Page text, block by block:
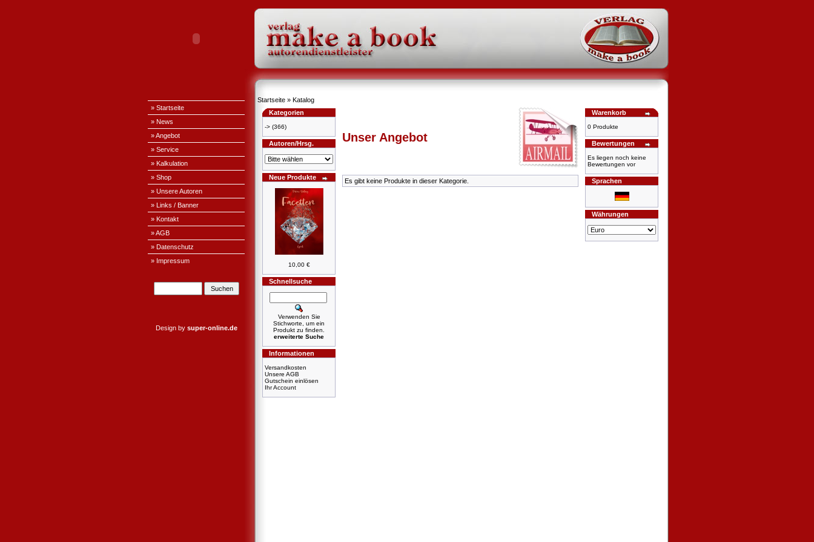
» Startseite
» News
» Angebot
» Service
» Kalkulation
» Shop
» Unsere Autoren
» Links / Banner
» Kontakt
» AGB
» Datenschutz
» Impressum
Design by super-online.de
Startseite » Katalog
Kategorien
-> (366)
Autoren/Hrsg.
Neue Produkte
10,00 €
Schnellsuche
Verwenden Sie
Stichworte, um ein
Produkt zu finden.
erweiterte Suche
Informationen
Versandkosten
Unsere AGB
Gutschein einlösen
Ihr Account
Unser Angebot
Es gibt keine Produkte in dieser Kategorie.
Warenkorb
0 Produkte
Bewertungen
Es liegen noch keine
Bewertungen vor
Sprachen
Währungen